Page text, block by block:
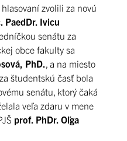
zvolili za novú
PaedDr. Ivicu
senátu za
obce fakulty sa
PhD. , a na miesto
študentskú časť bola
senátu, ktorý čaká
veľa zdaru v mene
prof. PhDr. Oľga